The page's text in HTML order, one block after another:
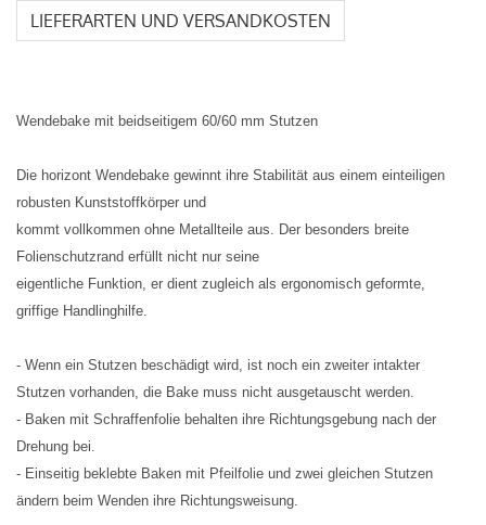
LIEFERARTEN UND VERSANDKOSTEN
Wendebake mit beidseitigem 60/60 mm Stutzen
Die horizont Wendebake gewinnt ihre Stabilität aus einem einteiligen
robusten Kunststoffkörper und
kommt vollkommen ohne Metallteile aus. Der besonders breite
Folienschutzrand erfüllt nicht nur seine
eigentliche Funktion, er dient zugleich als ergonomisch geformte,
griffige Handlinghilfe.
- Wenn ein Stutzen beschädigt wird, ist noch ein zweiter intakter
Stutzen vorhanden, die Bake muss nicht ausgetauscht werden.
- Baken mit Schraffenfolie behalten ihre Richtungsgebung nach der
Drehung bei.
- Einseitig beklebte Baken mit Pfeilfolie und zwei gleichen Stutzen
ändern beim Wenden ihre Richtungsweisung.